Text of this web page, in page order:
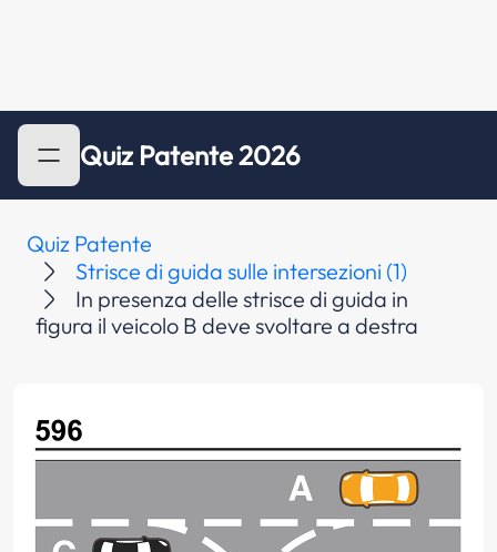
Quiz Patente 2026
Quiz Patente
Strisce di guida sulle intersezioni (1)
In presenza delle strisce di guida in
figura il veicolo B deve svoltare a destra